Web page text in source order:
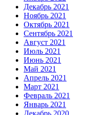
Декабрь 2021
Ноябрь 2021
Октябрь 2021
Сентябрь 2021
Август 2021
Июль 2021
Июнь 2021
Май 2021
Апрель 2021
Март 2021
Февраль 2021
Январь 2021
Декабрь 2020